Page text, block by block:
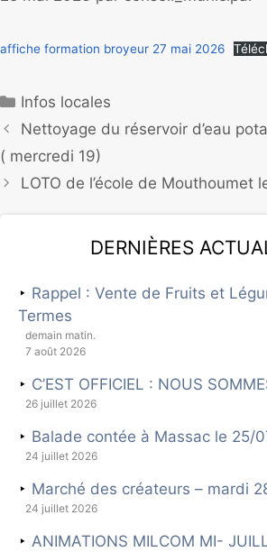
affiche formation broyeur 27 mai 2026
Infos locales
Nettoyage du réservoir d’eau
( mercredi 19)
LOTO de l’école de Mouthoumet
Dernières
Rappel : Vente de Fruits et
Termes
demain matin.
7 août 2026
C’EST OFFICIEL : NOUS
26 juillet 2026
Balade contée à Massac le 25/
24 juillet 2026
Marché des créateurs – mardi
24 juillet 2026
ANIMATIONS MILCOM MI-